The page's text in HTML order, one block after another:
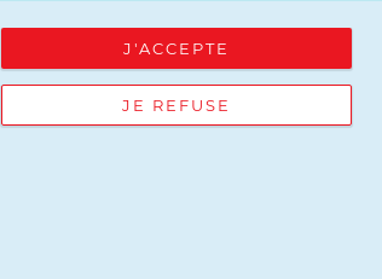
J'ACCEPTE
JE REFUSE